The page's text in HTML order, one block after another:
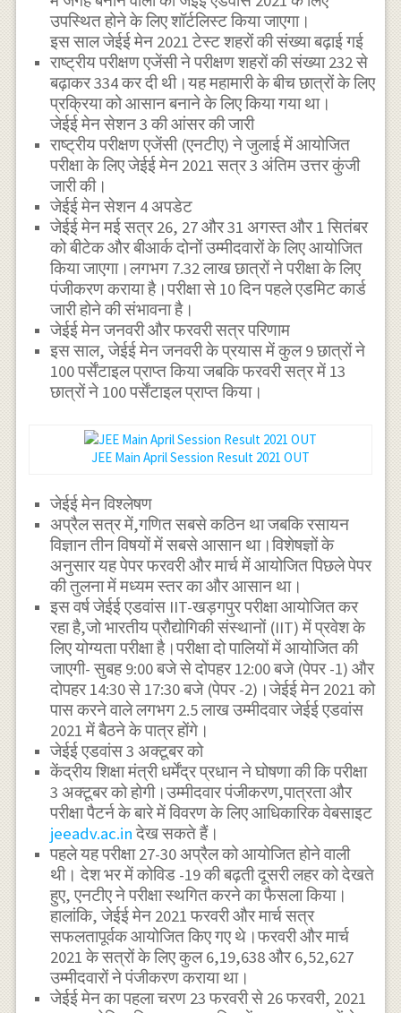
उपस्थित होने के लिए शॉर्टलिस्ट किया जाएगा।
इस साल जेईई मेन 2021 टेस्ट शहरों की संख्या बढ़ाई गई
राष्ट्रीय परीक्षण एजेंसी ने परीक्षण शहरों की संख्या 232 से
बढ़ाकर 334 कर दी थी।यह महामारी के बीच छात्रों के लिए
प्रक्रिया को आसान बनाने के लिए किया गया था।
जेईई मेन सेशन 3 की आंसर की जारी
राष्ट्रीय परीक्षण एजेंसी (एनटीए) ने जुलाई में आयोजित
परीक्षा के लिए जेईई मेन 2021 सत्र 3 अंतिम उत्तर कुंजी
जारी की।
जेईई मेन सेशन 4 अपडेट
जेईई मेन मई सत्र 26, 27 और 31 अगस्त और 1 सितंबर
को बीटेक और बीआर्क दोनों उम्मीदवारों के लिए आयोजित
किया जाएगा।लगभग 7.32 लाख छात्रों ने परीक्षा के लिए
पंजीकरण कराया है।परीक्षा से 10 दिन पहले एडमिट कार्ड
जारी होने की संभावना है।
जेईई मेन जनवरी और फरवरी सत्र परिणाम
इस साल, जेईई मेन जनवरी के प्रयास में कुल 9 छात्रों ने
100 पर्सेंटाइल प्राप्त किया जबकि फरवरी सत्र में 13
छात्रों ने 100 पर्सेंटाइल प्राप्त किया।
JEE Main April Session Result 2021 OUT
जेईई मेन विश्लेषण
अप्रैल सत्र में,गणित सबसे कठिन था जबकि रसायन
विज्ञान तीन विषयों में सबसे आसान था।विशेषज्ञों के
अनुसार यह पेपर फरवरी और मार्च में आयोजित पिछले पेपर
की तुलना में मध्यम स्तर का और आसान था।
इस वर्ष जेईई एडवांस IIT-खड़गपुर परीक्षा आयोजित कर
रहा है,जो भारतीय प्रौद्योगिकी संस्थानों (IIT) में प्रवेश के
लिए योग्यता परीक्षा है।परीक्षा दो पालियों में आयोजित की
जाएगी- सुबह 9:00 बजे से दोपहर 12:00 बजे (पेपर -1) और
दोपहर 14:30 से 17:30 बजे (पेपर -2)।जेईई मेन 2021 को
पास करने वाले लगभग 2.5 लाख उम्मीदवार जेईई एडवांस
2021 में बैठने के पात्र होंगे।
जेईई एडवांस 3 अक्टूबर को
केंद्रीय शिक्षा मंत्री धर्मेंद्र प्रधान ने घोषणा की कि परीक्षा
3 अक्टूबर को होगी।उम्मीदवार पंजीकरण,पात्रता और
परीक्षा पैटर्न के बारे में विवरण के लिए आधिकारिक वेबसाइट
jeeadv.ac.in देख सकते हैं।
पहले यह परीक्षा 27-30 अप्रैल को आयोजित होने वाली
थी। देश भर में कोविड -19 की बढ़ती दूसरी लहर को देखते
हुए, एनटीए ने परीक्षा स्थगित करने का फैसला किया।
हालांकि, जेईई मेन 2021 फरवरी और मार्च सत्र
सफलतापूर्वक आयोजित किए गए थे।फरवरी और मार्च
2021 के सत्रों के लिए कुल 6,19,638 और 6,52,627
उम्मीदवारों ने पंजीकरण कराया था।
जेईई मेन का पहला चरण 23 फरवरी से 26 फरवरी, 2021